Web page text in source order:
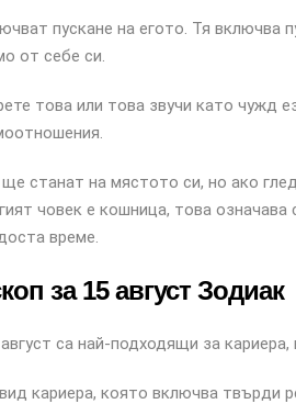
пускане на егото. Тя включва
от себе си.
това или това звучи като чужд
станат на мястото си, но ако
човек е кошница, това означава
време.
за 15 август Зодиак
са най-подходящи за
кариера, която включва